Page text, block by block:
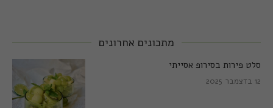
מתכונים אחרונים
סלט פירות בסירופ אסייתי
12 בדצמבר 2025